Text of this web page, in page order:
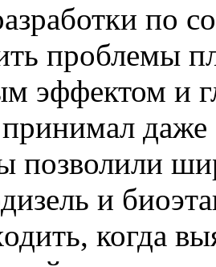
по
проблемы
эффектом и
позволили
и
когда